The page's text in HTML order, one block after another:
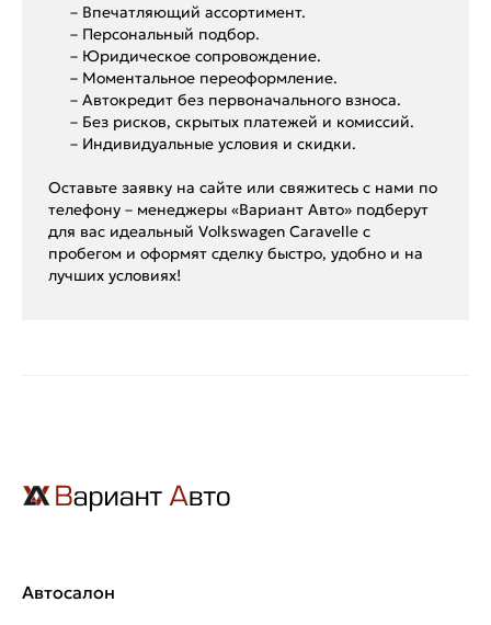
– Впечатляющий ассортимент.
– Персональный подбор.
– Юридическое сопровождение.
– Моментальное переоформление.
– Автокредит без первоначального взноса.
– Без рисков, скрытых платежей и комиссий.
– Индивидуальные условия и скидки.
Оставьте заявку на сайте или свяжитесь с нами по
телефону – менеджеры «Вариант Авто» подберут
для вас идеальный Volkswagen Caravelle с
пробегом и оформят сделку быстро, удобно и на
лучших условиях!
Автосалон